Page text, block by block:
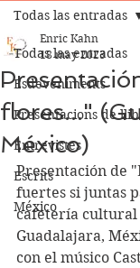
Todas las entradas
Esdeveniments
Presentacions de
Entrevistes
Escrits
México
Todas las entradas
flores..."
México)
Enric Kahn
18 may 2023
Presentación de
fuertes si juntas
cafetería
Guadalajara,
con el músico